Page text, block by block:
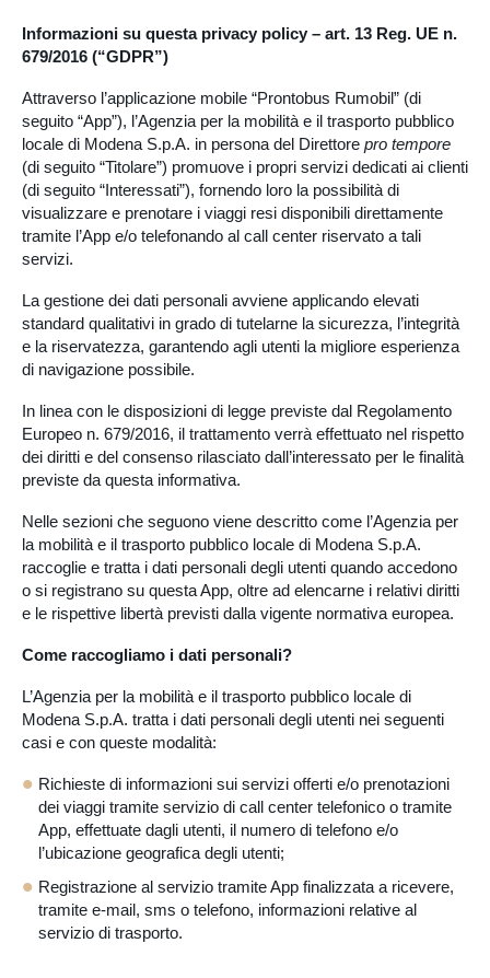
Informazioni su questa privacy policy – art. 13 Reg. UE n.
679/2016 (“GDPR”)
Attraverso l’applicazione mobile “Prontobus Rumobil” (di
seguito “App”), l’Agenzia per la mobilità e il trasporto pubblico
locale di Modena S.p.A. in persona del Direttore pro tempore
(di seguito “Titolare”) promuove i propri servizi dedicati ai clienti
(di seguito “Interessati”), fornendo loro la possibilità di
visualizzare e prenotare i viaggi resi disponibili direttamente
tramite l’App e/o telefonando al call center riservato a tali
servizi.
La gestione dei dati personali avviene applicando elevati
standard qualitativi in grado di tutelarne la sicurezza, l’integrità
e la riservatezza, garantendo agli utenti la migliore esperienza
di navigazione possibile.
In linea con le disposizioni di legge previste dal Regolamento
Europeo n. 679/2016, il trattamento verrà effettuato nel rispetto
dei diritti e del consenso rilasciato dall’interessato per le finalità
previste da questa informativa.
Nelle sezioni che seguono viene descritto come l’Agenzia per
la mobilità e il trasporto pubblico locale di Modena S.p.A.
raccoglie e tratta i dati personali degli utenti quando accedono
o si registrano su questa App, oltre ad elencarne i relativi diritti
e le rispettive libertà previsti dalla vigente normativa europea.
Come raccogliamo i dati personali?
L’Agenzia per la mobilità e il trasporto pubblico locale di
Modena S.p.A. tratta i dati personali degli utenti nei seguenti
casi e con queste modalità:
Richieste di informazioni sui servizi offerti e/o prenotazioni
dei viaggi tramite servizio di call center telefonico o tramite
App, effettuate dagli utenti, il numero di telefono e/o
l’ubicazione geografica degli utenti;
Registrazione al servizio tramite App finalizzata a ricevere,
tramite e-mail, sms o telefono, informazioni relative al
servizio di trasporto.